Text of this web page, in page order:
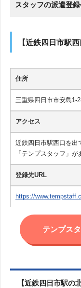
スタッフの派遣登
【近鉄四日市駅
住所
三重県四日市市安島
アクセス
近鉄四日市駅西口を出
「テンプスタッフ」が
登録先URL
https://
テンプス
【近鉄四日市駅の